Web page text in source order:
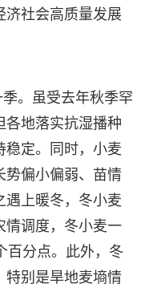
济社会高质量发展
。虽受去年秋季罕
各地落实抗湿播种
稳定。同时，小麦
势偏小偏弱、苗情
遇上暖冬，冬小麦
情调度，冬小麦一
百分点。此外，冬
特别是旱地麦墒情